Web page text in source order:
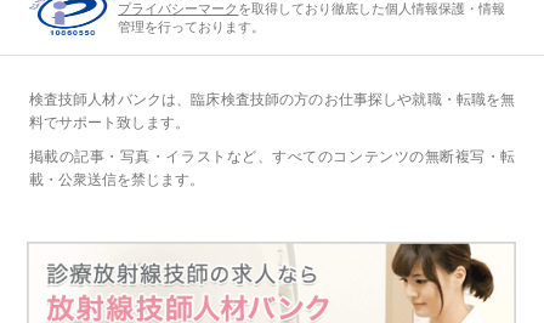
プライバシーマーク を取得しており徹底した個人情報保護・情報
管理を行っております。
検査技師人材バンクは、臨床検査技師の方のお仕事探しや就職・転職を無
料でサポート致します。
掲載の記事・写真・イラストなど、すべてのコンテンツの無断複写・転
載・公衆送信を禁じます。